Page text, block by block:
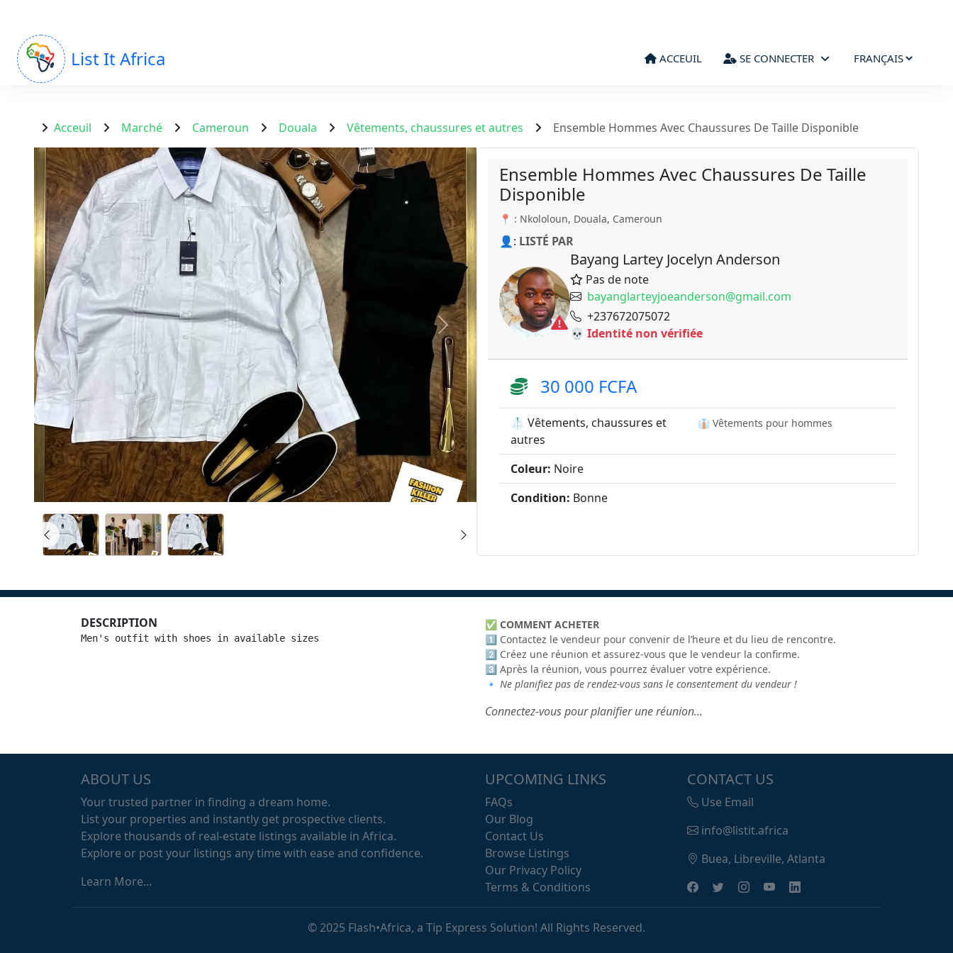
List It Africa ACCEUIL SE CONNECTER
Acceuil Marché Cameroun Douala Vêtements, chaussures et autres Ensemble Hommes Avec Chaussures De Taille Disponible
Ensemble Hommes Avec Chaussures De Taille
Disponible
📍 : Nkololoun, Douala, Cameroun
👤: LISTÉ PAR
Bayang Lartey Jocelyn Anderson
Pas de note
bayanglarteyjoeanderson@gmail.com
+237672075072
💀 Identité non vérifiée
30 000 FCFA
🥼 Vêtements, chaussures et
autres
👔 Vêtements pour hommes
Coleur: Noire
Condition: Bonne
DESCRIPTION
Men's outfit with shoes in available sizes
✅ COMMENT ACHETER
1️⃣ Contactez le vendeur pour convenir de l’heure et du lieu de rencontre.
2️⃣ Créez une réunion et assurez-vous que le vendeur la confirme.
3️⃣ Après la réunion, vous pourrez évaluer votre expérience.
🔹 Ne planifiez pas de rendez-vous sans le consentement du vendeur !
Connectez-vous pour planifier une réunion...
ABOUT US
Your trusted partner in finding a dream home.
List your properties and instantly get prospective clients.
Explore thousands of real-estate listings available in Africa.
Explore or post your listings any time with ease and confidence.
Learn More...
UPCOMING LINKS
FAQs
Our Blog
Contact Us
Browse Listings
Our Privacy Policy
Terms & Conditions
CONTACT US
Use Email
info@listit.africa
Buea, Libreville, Atlanta
© 2025 Flash•Africa, a Tip Express Solution! All Rights Reserved.